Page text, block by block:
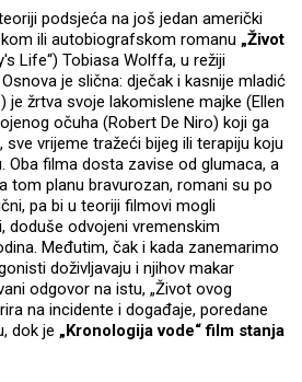
podsjeća na još jedan američki
ili autobiografskom romanu „Život
Life“) Tobiasa Wolffa, u režiji
je slična: dječak i kasnije mladić
je žrtva svoje lakomislene majke (Ellen
očuha (Robert De Niro) koji ga
vrijeme tražeći bijeg ili terapiju koju
Oba filma dosta zavise od glumaca, a
tom planu bravurozan, romani su po
pa bi u teoriji filmovi mogli
doduše odvojeni vremenskim
Međutim, čak i kada zanemarimo
doživljavaju i njihov makar
odgovor na istu, „Život ovog
na incidente i događaje, poredane
dok je „Kronologija vode“ film stanja